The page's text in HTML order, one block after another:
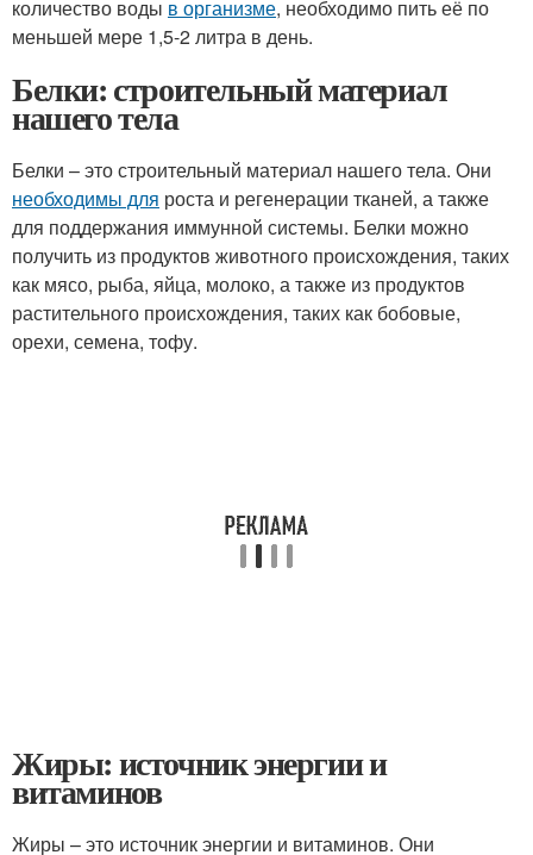
количество воды в организме, необходимо пить её по
меньшей мере 1,5-2 литра в день.
Белки: строительный материал
нашего тела
Белки – это строительный материал нашего тела. Они
необходимы для роста и регенерации тканей, а также
для поддержания иммунной системы. Белки можно
получить из продуктов животного происхождения, таких
как мясо, рыба, яйца, молоко, а также из продуктов
растительного происхождения, таких как бобовые,
орехи, семена, тофу.
Жиры: источник энергии и
витаминов
Жиры – это источник энергии и витаминов. Они